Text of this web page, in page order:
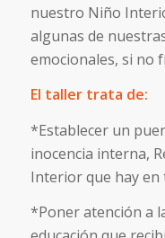
nuestro Niño
algunas de
emocionales, si no
El taller trata de:
*Establecer un
inocencia interna,
Interior que hay en
*Poner atención a